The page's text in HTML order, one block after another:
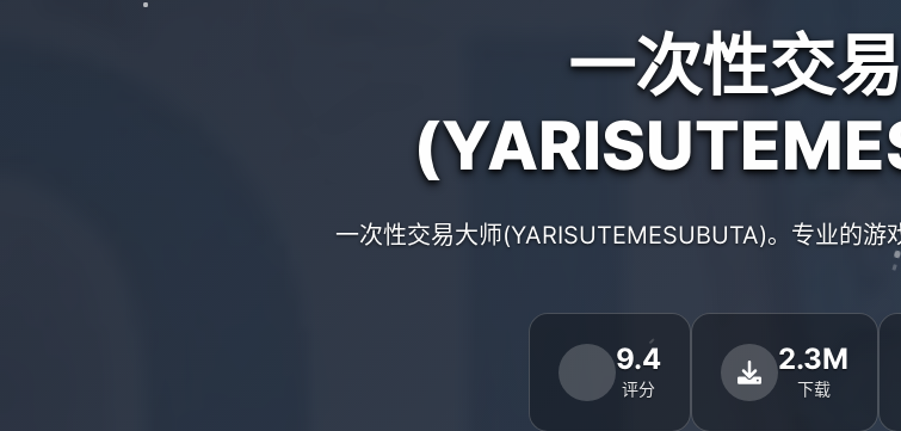
一次性交
一次性交易大师(YARISUTEMESUBUTA)。专业的游
9.4
评分
2.3M
下载